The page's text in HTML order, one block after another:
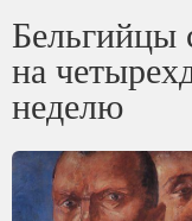
Бельгийцы
на
неделю